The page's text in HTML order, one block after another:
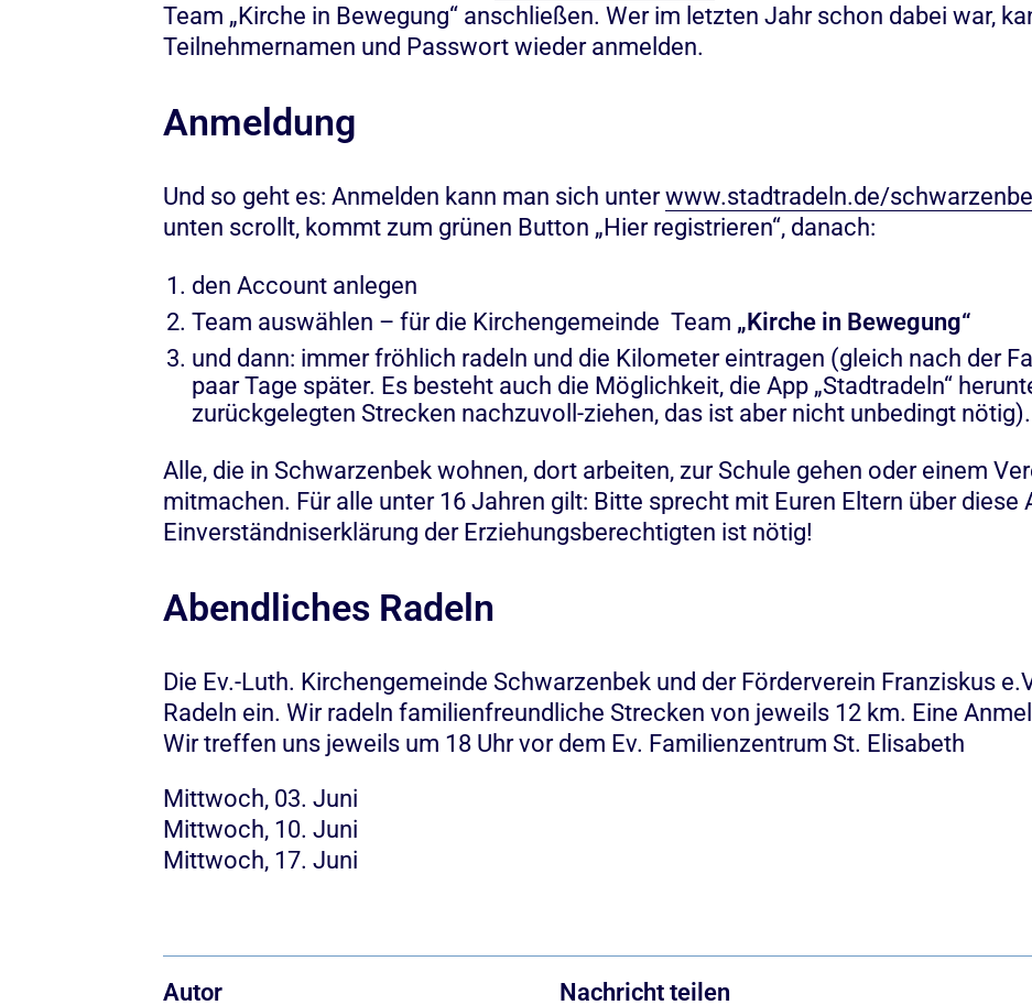
Team „Kirche in Bewegung“ anschließen. Wer im letzten Jahr schon dabei war,
Teilnehmernamen und Passwort wieder anmelden.
Anmeldung
Und so geht es: Anmelden kann man sich unterwww.stadtradeln.de/
unten scrollt, kommt zum grünen Button „Hier registrieren“, danach:
den Account anlegen
Team auswählen – für die Kirchengemeinde Team „Kirche in Bewegung“
und dann: immer fröhlich radeln und die Kilometer eintragen (gleich nach der
paar Tage später. Es besteht auch die Möglichkeit, die App „Stadtradeln“
zurückgelegten Strecken nachzuvoll-ziehen, das ist aber nicht unbedingt nötig).
Alle, die in Schwarzenbek wohnen, dort arbeiten, zur Schule gehen oder einem
mitmachen. Für alle unter 16 Jahren gilt: Bitte sprecht mit Euren Eltern über diese
Einverständniserklärung der Erziehungsberechtigten ist nötig!
Abendliches Radeln
Die Ev.-Luth. Kirchengemeinde Schwarzenbek und der Förderverein Franziskus
Radeln ein. Wir radeln familienfreundliche Strecken von jeweils 12 km. Eine
Wir treffen uns jeweils um 18 Uhr vor dem Ev. Familienzentrum St. Elisabeth
Mittwoch, 03. Juni
Mittwoch, 10. Juni
Mittwoch, 17. Juni
Autor Nachricht teilen